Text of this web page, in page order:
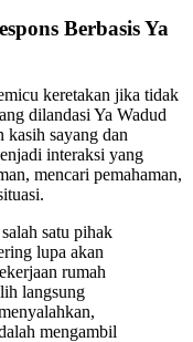
Berbasis Ya
keretakan jika tidak
dilandasi Ya Wadud
kasih sayang dan
interaksi yang
mencari pemahaman,
satu pihak
lupa akan
rumah
langsung
mengambil